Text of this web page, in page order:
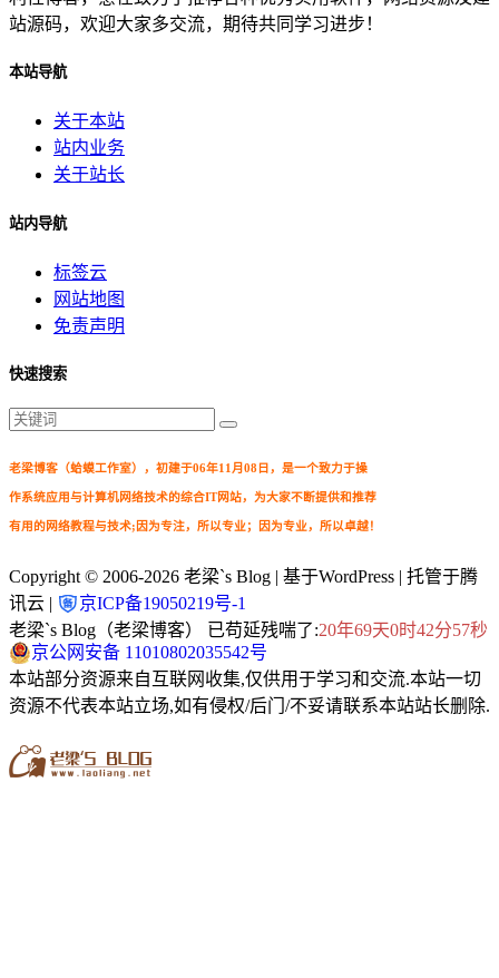
站源码，欢迎大家多交流，期待共同学习进步！
本站导航
关于本站
站内业务
关于站长
站内导航
标签云
网站地图
免责声明
快速搜索
老梁博客（蛤蟆工作室），初建于06年11月08日，是一个致力于操
作系统应用与计算机网络技术的综合IT网站，为大家不断提供和推荐
有用的网络教程与技术;因为专注，所以专业；因为专业，所以卓越！
Copyright © 2006-2026 老梁`s Blog | 基于WordPress | 托管于腾
讯云 |
京ICP备19050219号-1
老梁`s Blog（老梁博客） 已苟延残喘了:20年69天0时42分59秒
京公网安备 11010802035542号
本站部分资源来自互联网收集,仅供用于学习和交流.本站一切
资源不代表本站立场,如有侵权/后门/不妥请联系本站站长删除.